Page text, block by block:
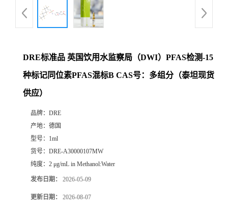
DRE标准品 英国饮用水监察局（DWI）PFAS检测-15
种标记同位素PFAS混标B CAS号：多组分（泰坦现货
供应）
品牌： DRE
产地： 德国
型号： 1ml
货号： DRE-A30000107MW
纯度： 2 μg/mL in Methanol:Water
发布日期： 2026-05-09
更新日期： 2026-08-07